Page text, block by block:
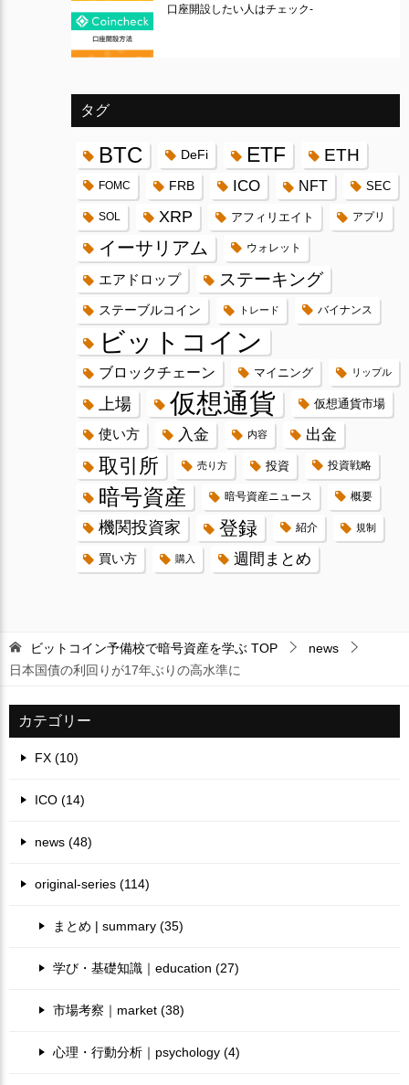
口座開設したい人はチェック-
タグ
BTC DeFi ETF ETH
FOMC FRB ICO NFT SEC
SOL XRP アフィリエイト アプリ
イーサリアム ウォレット
エアドロップ ステーキング
ステーブルコイン トレード バイナンス
ビットコイン
ブロックチェーン マイニング リップル
上場 仮想通貨 仮想通貨市場
使い方 入金 内容 出金
取引所 売り方 投資 投資戦略
暗号資産 暗号資産ニュース 概要
機関投資家 登録 紹介 規制
買い方 購入 週間まとめ
ビットコイン予備校で暗号資産を学ぶ TOP
news
日本国債の利回りが17年ぶりの高水準に
カテゴリー
FX (10)
ICO (14)
news (48)
original-series (114)
まとめ | summary (35)
学び・基礎知識｜education (27)
市場考察｜market (38)
心理・行動分析｜psychology (4)